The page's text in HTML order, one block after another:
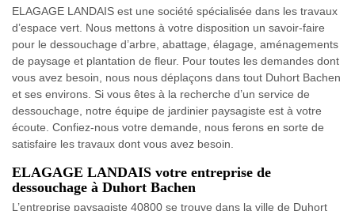
ELAGAGE LANDAIS est une société spécialisée dans les travaux
d’espace vert. Nous mettons à votre disposition un savoir-faire
pour le dessouchage d’arbre, abattage, élagage, aménagements
de paysage et plantation de fleur. Pour toutes les demandes dont
vous avez besoin, nous nous déplaçons dans tout Duhort Bachen
et ses environs. Si vous êtes à la recherche d’un service de
dessouchage, notre équipe de jardinier paysagiste est à votre
écoute. Confiez-nous votre demande, nous ferons en sorte de
satisfaire les travaux dont vous avez besoin.
ELAGAGE LANDAIS votre entreprise de
dessouchage à Duhort Bachen
L’entreprise paysagiste 40800 se trouve dans la ville de Duhort